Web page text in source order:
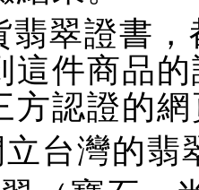
翡翠證書
這件商品
方認證的
台灣的翡